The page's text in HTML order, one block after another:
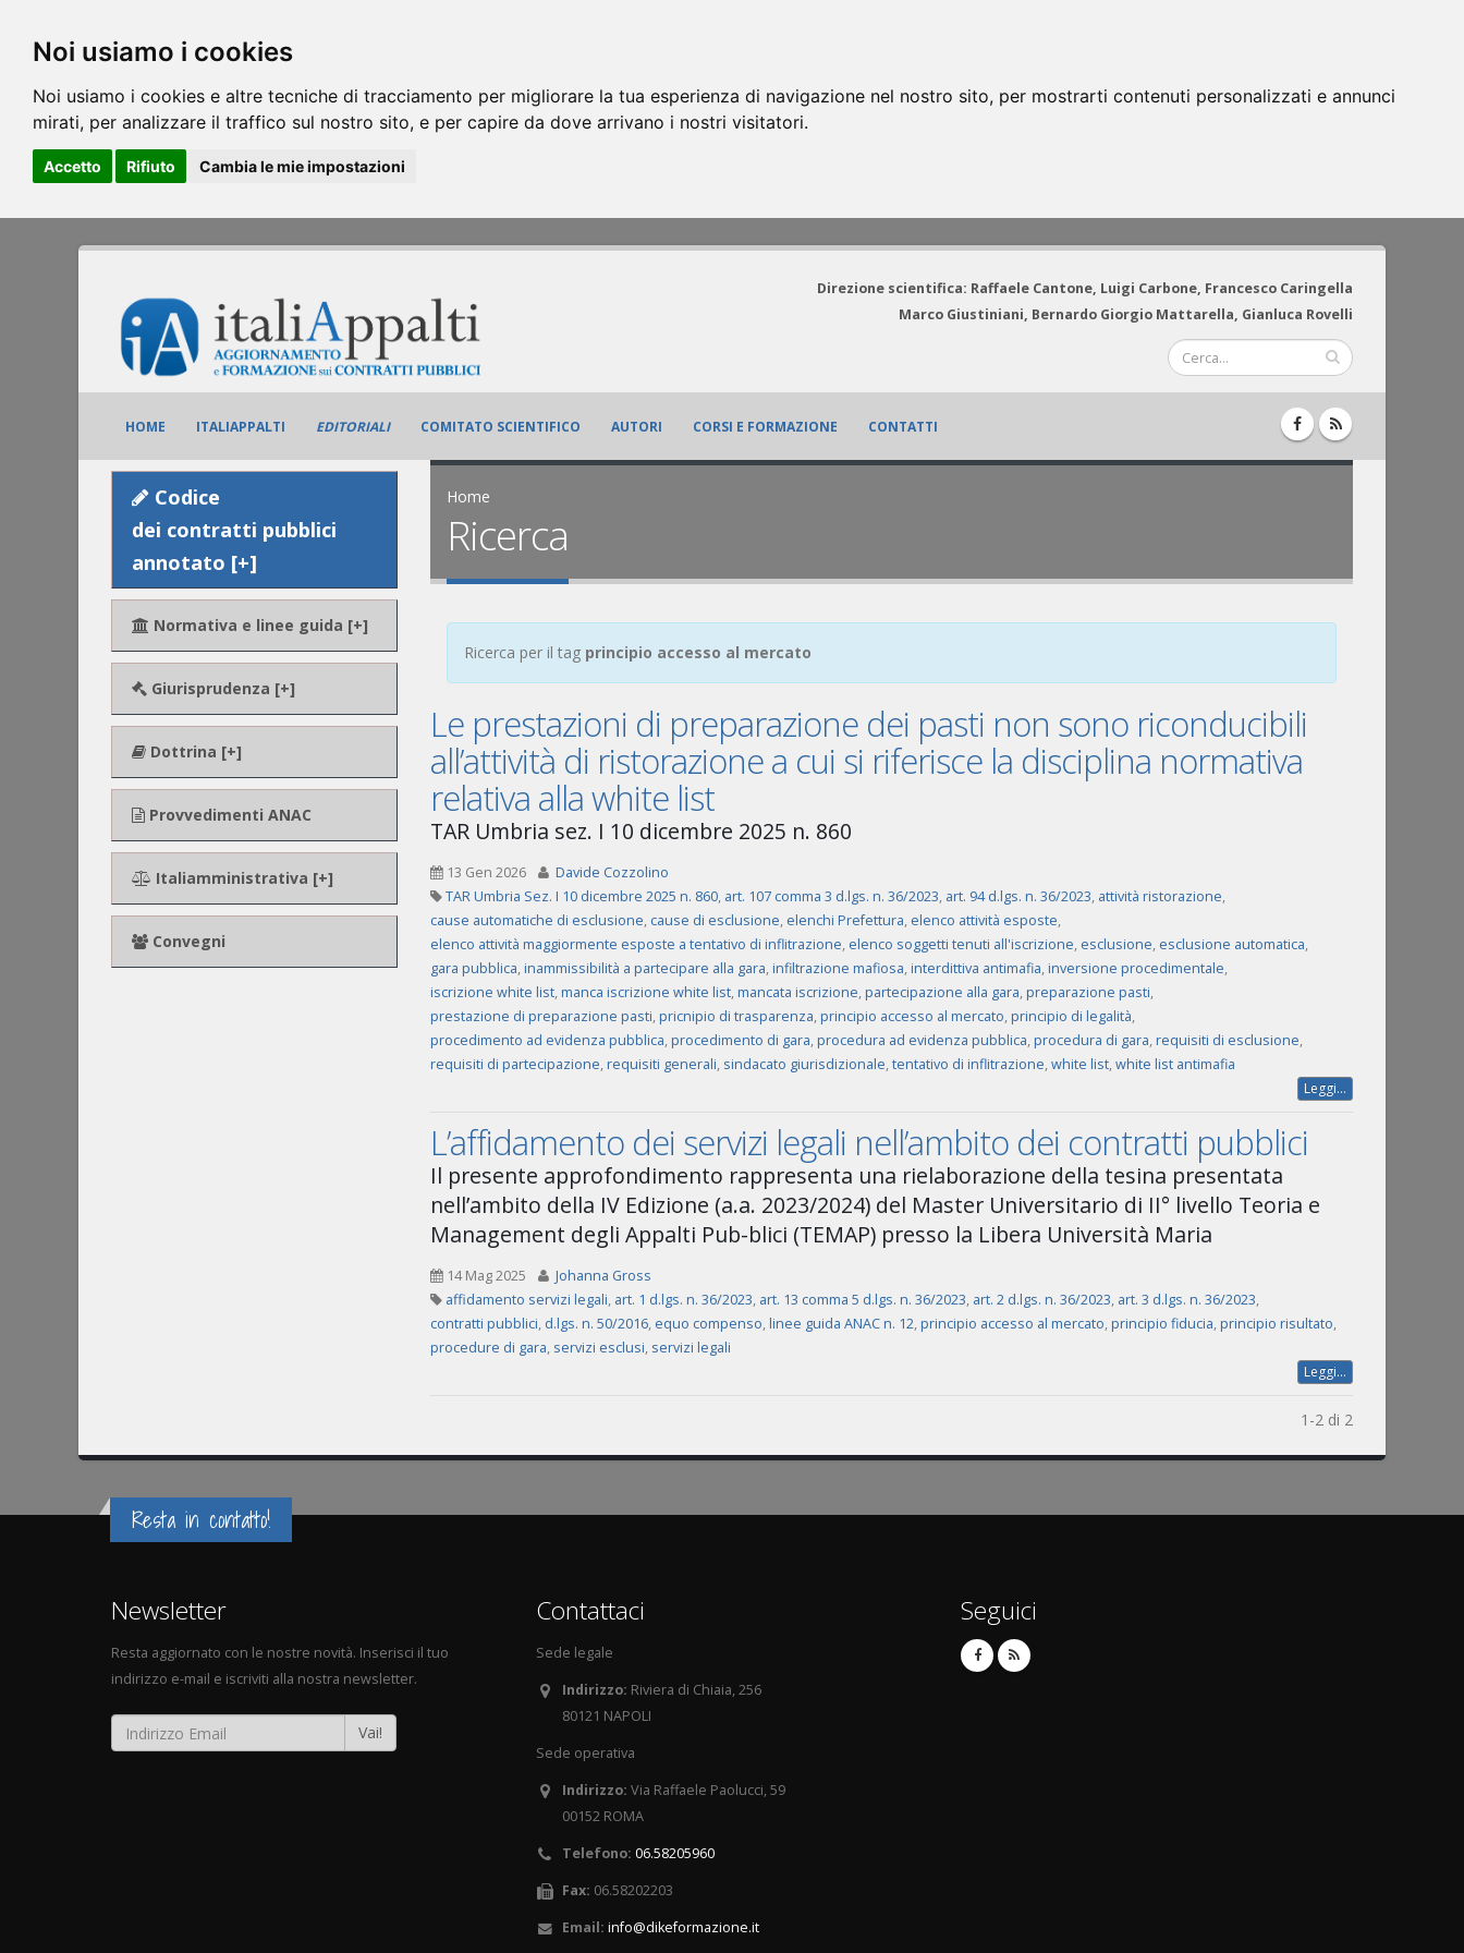
Noi usiamo i cookies
Noi usiamo i cookies e altre tecniche di tracciamento per migliorare la tua esperienza di navigazione nel nostro sito, per mostrarti contenuti personalizzati e annunci
mirati, per analizzare il traffico sul nostro sito, e per capire da dove arrivano i nostri visitatori.
Accetto Rifiuto Cambia le mie impostazioni
Direzione scientifica: Raffaele Cantone, Luigi Carbone, Francesco Caringella
Marco Giustiniani, Bernardo Giorgio Mattarella, Gianluca Rovelli
HOME ITALIAPPALTI EDITORIALI COMITATO SCIENTIFICO AUTORI CORSI E FORMAZIONE CONTATTI
Codice
dei contratti pubblici
annotato [+]
Normativa e linee guida [+]
Giurisprudenza [+]
Dottrina [+]
Provvedimenti ANAC
Italiamministrativa [+]
Convegni
Home
Ricerca
Ricerca per il tag principio accesso al mercato
Le prestazioni di preparazione dei pasti non sono riconducibili
all’attività di ristorazione a cui si riferisce la disciplina normativa
relativa alla white list
TAR Umbria sez. I 10 dicembre 2025 n. 860
13 Gen 2026
Davide Cozzolino
TAR Umbria Sez. I 10 dicembre 2025 n. 860, art. 107 comma 3 d.lgs. n. 36/2023, art. 94 d.lgs. n. 36/2023, attività ristorazione,
cause automatiche di esclusione, cause di esclusione, elenchi Prefettura, elenco attività esposte,
elenco attività maggiormente esposte a tentativo di inflitrazione, elenco soggetti tenuti all'iscrizione, esclusione, esclusione automatica,
gara pubblica,inammissibilità a partecipare alla gara,infiltrazione mafiosa,interdittiva antimafia,inversione procedimentale,
iscrizione white list,manca iscrizione white list,mancata iscrizione,partecipazione alla gara,preparazione pasti,
prestazione di preparazione pasti,pricnipio di trasparenza,principio accesso al mercato,principio di legalità,
procedimento ad evidenza pubblica,procedimento di gara,procedura ad evidenza pubblica,procedura di gara,requisiti di esclusione,
requisiti di partecipazione,requisiti generali, sindacato giurisdizionale,tentativo di inflitrazione,white list,white list antimafia
Leggi...
L’affidamento dei servizi legali nell’ambito dei contratti pubblici
Il presente approfondimento rappresenta una rielaborazione della tesina presentata
nell’ambito della IV Edizione (a.a. 2023/2024) del Master Universitario di II° livello Teoria e
Management degli Appalti Pub-blici (TEMAP) presso la Libera Università Maria
14 Mag 2025
Johanna Gross
affidamento servizi legali, art. 1 d.lgs. n. 36/2023, art. 13 comma 5 d.lgs. n. 36/2023, art. 2 d.lgs. n. 36/2023, art. 3 d.lgs. n. 36/2023,
contratti pubblici, d.lgs. n. 50/2016, equo compenso,linee guida ANAC n. 12,principio accesso al mercato,principio fiducia,principio risultato,
procedure di gara, servizi esclusi, servizi legali
Leggi...
1-2 di 2
Resta in contatto!
Newsletter
Resta aggiornato con le nostre novità. Inserisci il tuo
indirizzo e-mail e iscriviti alla nostra newsletter.
Vai!
Contattaci
Sede legale
Indirizzo: Riviera di Chiaia, 256
80121 NAPOLI
Sede operativa
Indirizzo: Via Raffaele Paolucci, 59
00152 ROMA
Telefono: 06.58205960
Fax: 06.58202203
Email: info@dikeformazione.it
Seguici